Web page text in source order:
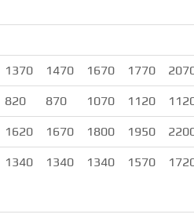
1370 1470 1670 1770
820 870 1070 1120
1620 1670 1800 1950
1340 1340 1340 1570